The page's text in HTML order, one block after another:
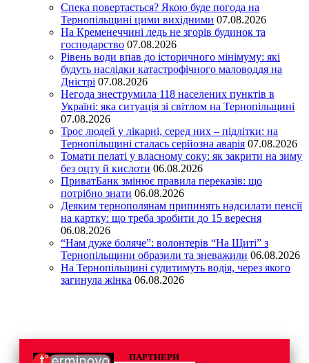
Спека повертається? Якою буде погода на
Тернопільщині цими вихідними 07.08.2026
На Кременеччині ледь не згорів будинок та
господарство 07.08.2026
Рівень води впав до історичного мінімуму: які
будуть наслідки катастрофічного маловоддя на
Дністрі 07.08.2026
Негода знеструмила 118 населених пунктів в
Україні: яка ситуація зі світлом на Тернопільщині
07.08.2026
Троє людей у лікарні, серед них – підлітки: на
Тернопільщині сталась серйозна аварія 07.08.2026
Томати пелаті у власному соку: як закрити на зиму
без оцту й кислоти 06.08.2026
ПриватБанк змінює правила переказів: що
потрібно знати 06.08.2026
Деяким тернополянам припинять надсилати пенсії
на картку: що треба зробити до 15 вересня
06.08.2026
“Нам дуже боляче”: волонтерів “На Щиті” з
Тернопільщини образили та зневажили 06.08.2026
На Тернопільщині судитимуть водія, через якого
загинула жінка 06.08.2026
ПАРТНЕРИ